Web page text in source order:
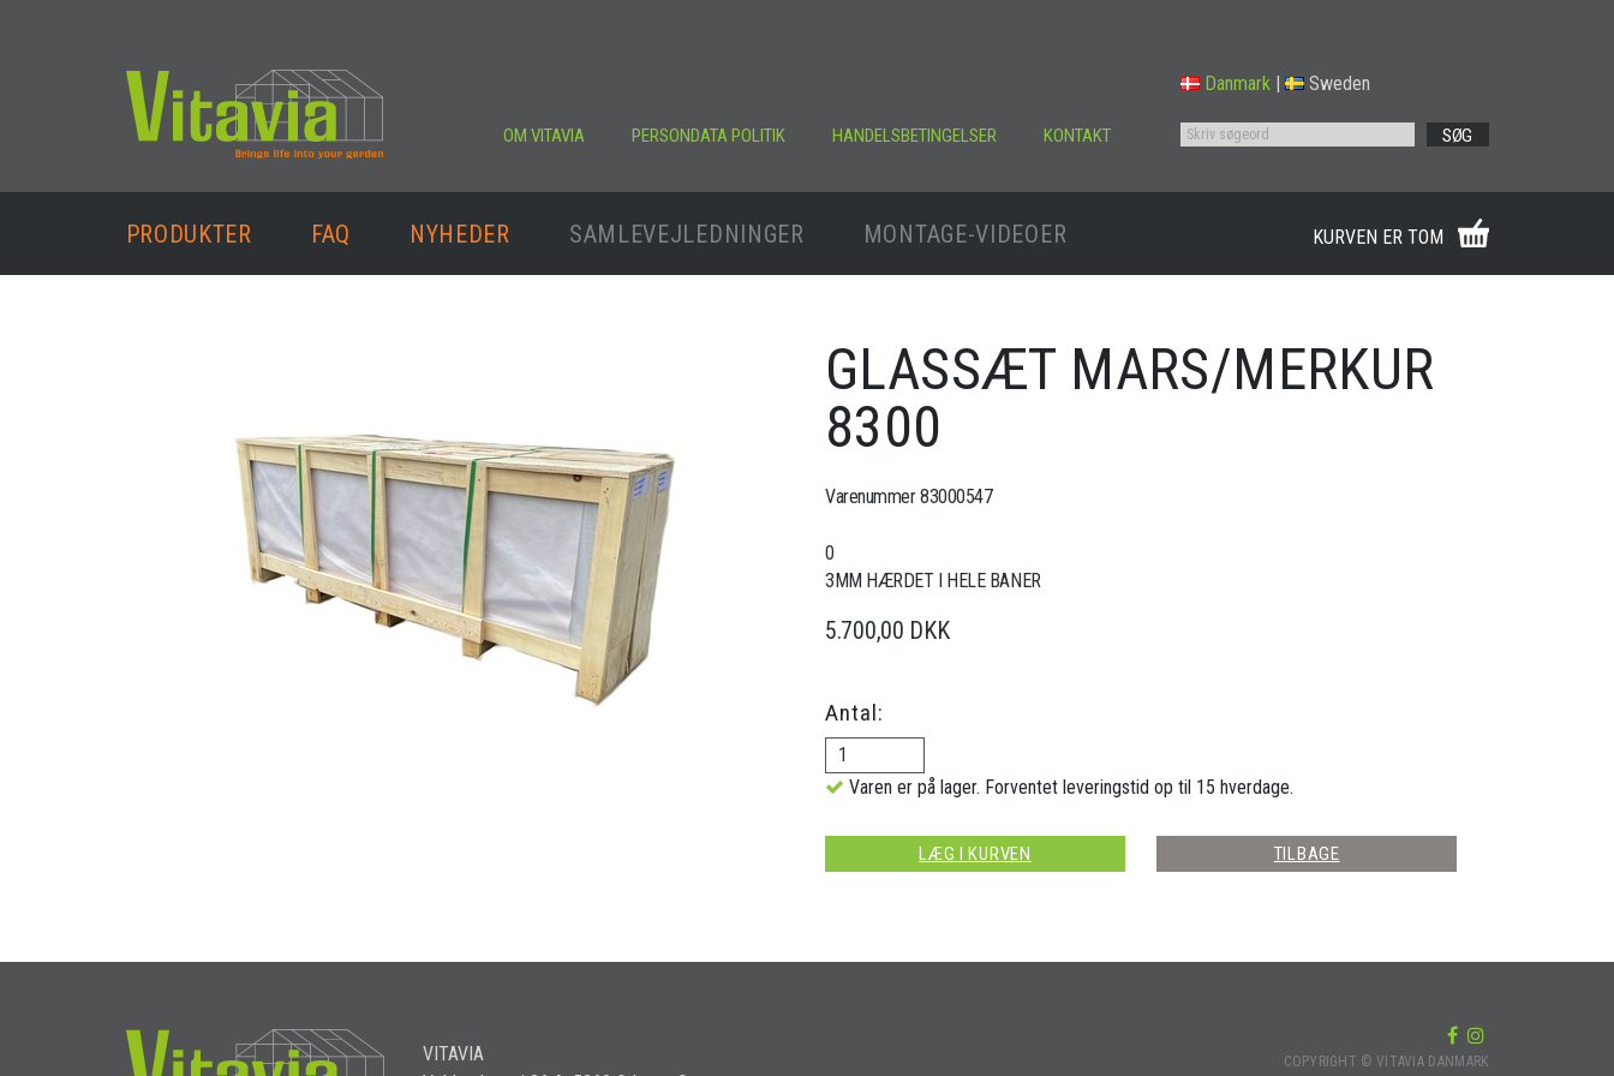
OM VITAVIA PERSONDATA POLITIK HANDELSBETINGELSER KONTAKT
Danmark | Sweden
SØG
PRODUKTER FAQ NYHEDER SAMLEVEJLEDNINGER MONTAGE-VIDEOER KURVEN ER TOM
GLASSÆT MARS/MERKUR
8300
Varenummer 83000547
0
3MM HÆRDET I HELE BANER
5.700,00 DKK
Antal:
Varen er på lager. Forventet leveringstid op til 15 hverdage.
LÆG I KURVEN TILBAGE
VITAVIA
COPYRIGHT © VITAVIA DANMARK